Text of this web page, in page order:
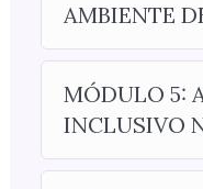
AMBIENTE
MÓDULO 5:
INCLUSIVO